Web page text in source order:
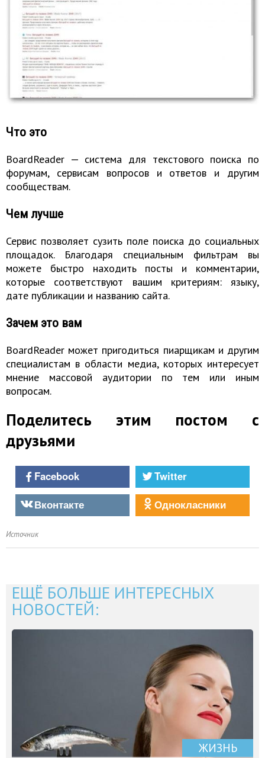
Что это
BoardReader — система для текстового поиска по
форумам, сервисам вопросов и ответов и другим
сообществам.
Чем лучше
Сервис позволяет сузить поле поиска до социальных
площадок. Благодаря специальным фильтрам вы
можете быстро находить посты и комментарии,
которые соответствуют вашим критериям: языку,
дате публикации и названию сайта.
Зачем это вам
BoardReader может пригодиться пиарщикам и другим
специалистам в области медиа, которых интересует
мнение массовой аудитории по тем или иным
вопросам.
Поделитесь этим постом с
друзьями
Facebook
Twitter
Вконтакте
Однокласники
Источник
ЕЩЁ БОЛЬШЕ ИНТЕРЕСНЫХ
НОВОСТЕЙ:
ЖИЗНЬ